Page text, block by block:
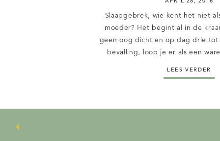
APRIL 28, 2016
Slaapgebrek, wie kent het niet
moeder? Het begint al in de
geen oog dicht en op dag drie tot
bevalling, loop je er als een
moeder, die paarse kringen
LEES VERDER